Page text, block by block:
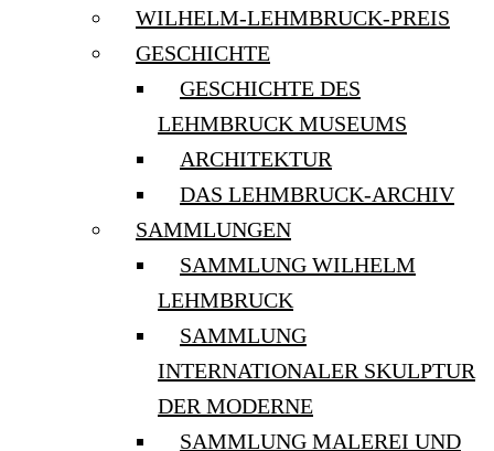
WILHELM-LEHMBRUCK-PREIS
GESCHICHTE
GESCHICHTE DES
LEHMBRUCK MUSEUMS
ARCHITEKTUR
DAS LEHMBRUCK-ARCHIV
SAMMLUNGEN
SAMMLUNG WILHELM
LEHMBRUCK
SAMMLUNG
INTERNATIONALER SKULPTUR
DER MODERNE
SAMMLUNG MALEREI UND